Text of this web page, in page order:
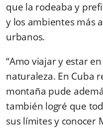
que la rodeaba y
y los ambientes más
urbanos.
“Amo viajar y estar
naturaleza. En Cuba
montaña pude
también logré que
sus límites y conocer